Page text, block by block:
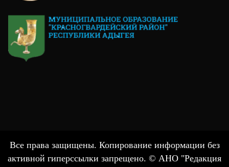
Все права защищены. Копирование информации без
активной гиперссылки запрещено. © АНО "Редакция